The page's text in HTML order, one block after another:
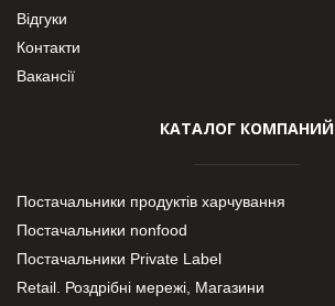
Відгуки
Контакти
Вакансії
КАТАЛОГ КОМПАНИЙ
Постачальники продуктів харчування
Постачальники nonfood
Постачальники Private Label
Retail. Роздрібні мережі, Магазини